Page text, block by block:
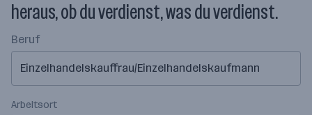
heraus, ob du verdienst, was du verdienst.
Beruf
Arbeitsort